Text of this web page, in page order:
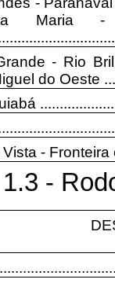
Maria -
- Rio
do Oeste
- Fronteira
1.3 -